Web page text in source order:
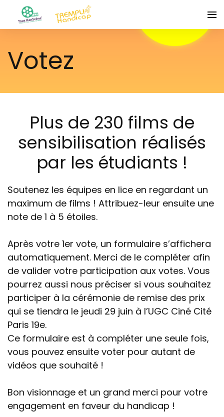
Votez
Plus de 230 films de
sensibilisation réalisés
par les étudiants !
Soutenez les équipes en lice en regardant un
maximum de films ! Attribuez-leur ensuite une
note de 1 à 5 étoiles.
Après votre 1er vote, un formulaire s’affichera
automatiquement. Merci de le compléter afin
de valider votre participation aux votes. Vous
pourrez aussi nous préciser si vous souhaitez
participer à la cérémonie de remise des prix
qui se tiendra le jeudi 29 juin à l’UGC Ciné Cité
Paris 19e.
Ce formulaire est à compléter une seule fois,
vous pouvez ensuite voter pour autant de
vidéos que souhaité !
Bon visionnage et un grand merci pour votre
engagement en faveur du handicap !